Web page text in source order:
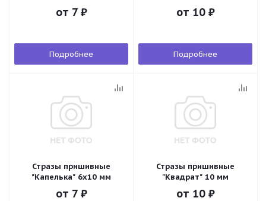
от 7 ₽
Подробнее
от 10 ₽
Подробнее
Стразы пришивные
"Капелька" 6х10 мм
от 7 ₽
Стразы пришивные
"Квадрат" 10 мм
от 10 ₽